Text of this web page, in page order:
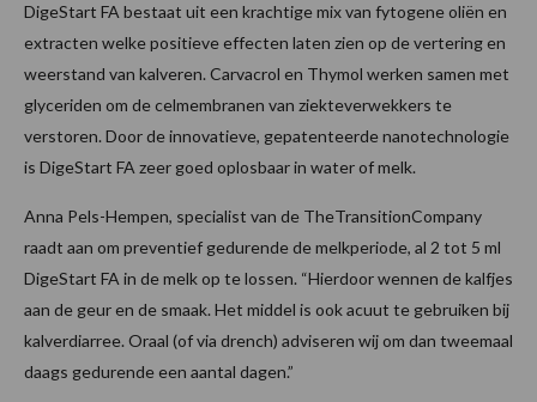
DigeStart FA bestaat uit een krachtige mix van fytogene oliën en
extracten welke positieve effecten laten zien op de vertering en
weerstand van kalveren. Carvacrol en Thymol werken samen met
glyceriden om de celmembranen van ziekteverwekkers te
verstoren. Door de innovatieve, gepatenteerde nanotechnologie
is DigeStart FA zeer goed oplosbaar in water of melk.
Anna Pels-Hempen, specialist van de TheTransitionCompany
raadt aan om preventief gedurende de melkperiode, al 2 tot 5 ml
DigeStart FA in de melk op te lossen. “Hierdoor wennen de kalfjes
aan de geur en de smaak. Het middel is ook acuut te gebruiken bij
kalverdiarree. Oraal (of via drench) adviseren wij om dan tweemaal
daags gedurende een aantal dagen.”